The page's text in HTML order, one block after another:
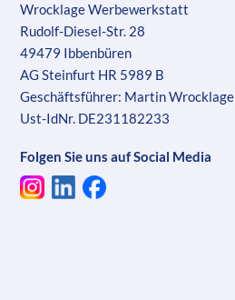
Wrocklage Werbewerkstatt
Rudolf-Diesel-Str. 28
49479 Ibbenbüren
AG Steinfurt HR 5989 B
Geschäftsführer: Martin Wrocklage
Ust-IdNr. DE231182233
Folgen Sie uns auf Social Media